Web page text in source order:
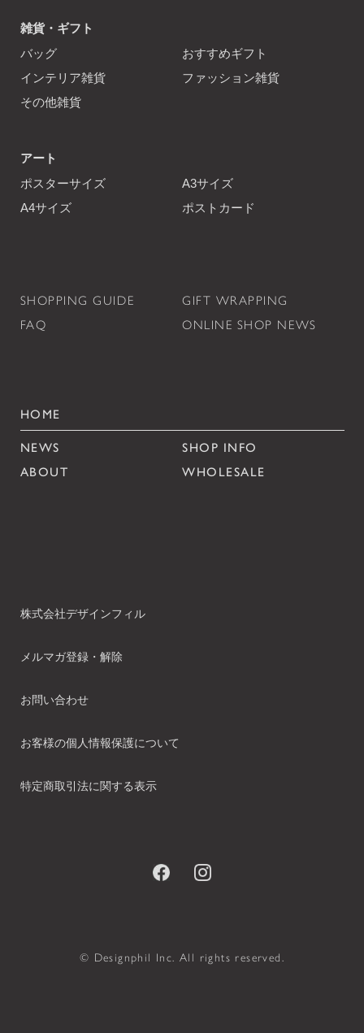
雑貨・ギフト
バッグ
おすすめギフト
インテリア雑貨
ファッション雑貨
その他雑貨
アート
ポスターサイズ
A3サイズ
A4サイズ
ポストカード
SHOPPING GUIDE
GIFT WRAPPING
FAQ
ONLINE SHOP NEWS
HOME
NEWS
SHOP INFO
ABOUT
WHOLESALE
株式会社デザインフィル
メルマガ登録・解除
お問い合わせ
お客様の個人情報保護について
特定商取引法に関する表示
© Designphil Inc. All rights reserved.